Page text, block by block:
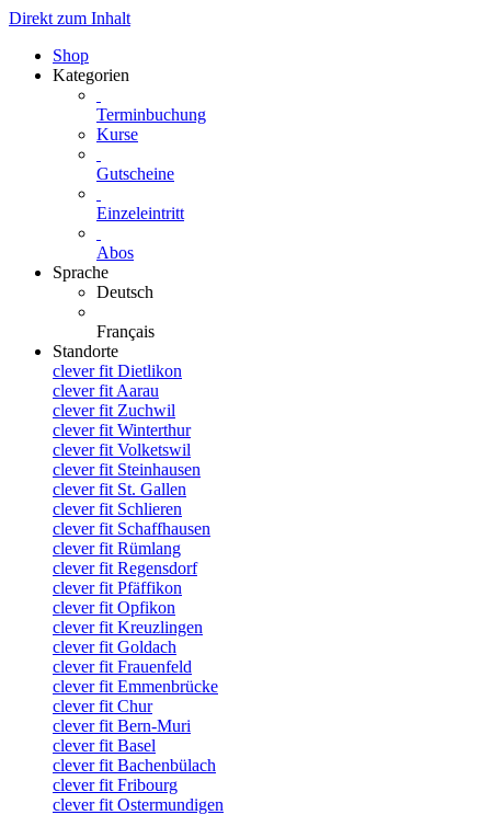
Direkt zum Inhalt
Shop
Kategorien
Terminbuchung
Kurse
Gutscheine
Einzeleintritt
Abos
Sprache
Deutsch
Français
Standorte
clever fit Dietlikon
clever fit Aarau
clever fit Zuchwil
clever fit Winterthur
clever fit Volketswil
clever fit Steinhausen
clever fit St. Gallen
clever fit Schlieren
clever fit Schaffhausen
clever fit Rümlang
clever fit Regensdorf
clever fit Pfäffikon
clever fit Opfikon
clever fit Kreuzlingen
clever fit Goldach
clever fit Frauenfeld
clever fit Emmenbrücke
clever fit Chur
clever fit Bern-Muri
clever fit Basel
clever fit Bachenbülach
clever fit Fribourg
clever fit Ostermundigen